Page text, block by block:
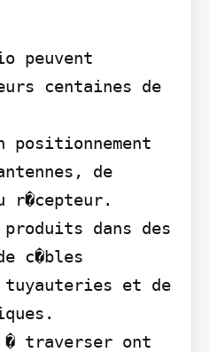
peuvent
centaines de
de
r�cepteur.
dans des
c�bles
et de
� traverser ont